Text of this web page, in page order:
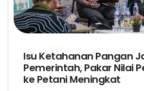
Isu Ketahanan Pangan
Pemerintah, Pakar Nilai
ke Petani Meningkat